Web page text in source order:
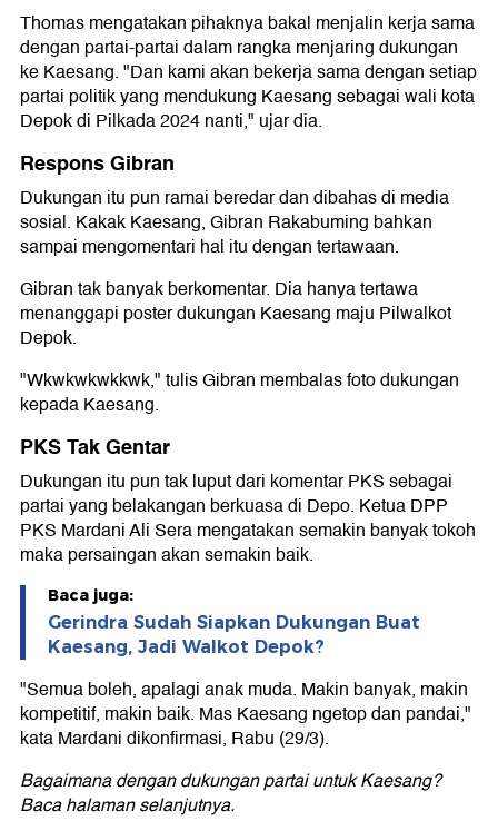
Thomas mengatakan pihaknya bakal menjalin kerja sama
dengan partai-partai dalam rangka menjaring dukungan
ke Kaesang. "Dan kami akan bekerja sama dengan setiap
partai politik yang mendukung Kaesang sebagai wali kota
Depok di Pilkada 2024 nanti," ujar dia.
Respons Gibran
Dukungan itu pun ramai beredar dan dibahas di media
sosial. Kakak Kaesang, Gibran Rakabuming bahkan
sampai mengomentari hal itu dengan tertawaan.
Gibran tak banyak berkomentar. Dia hanya tertawa
menanggapi poster dukungan Kaesang maju Pilwalkot
Depok.
"Wkwkwkwkkwk," tulis Gibran membalas foto dukungan
kepada Kaesang.
PKS Tak Gentar
Dukungan itu pun tak luput dari komentar PKS sebagai
partai yang belakangan berkuasa di Depo. Ketua DPP
PKS Mardani Ali Sera mengatakan semakin banyak tokoh
maka persaingan akan semakin baik.
Baca juga:
Gerindra Sudah Siapkan Dukungan Buat
Kaesang, Jadi Walkot Depok?
"Semua boleh, apalagi anak muda. Makin banyak, makin
kompetitif, makin baik. Mas Kaesang ngetop dan pandai,"
kata Mardani dikonfirmasi, Rabu (29/3).
Bagaimana dengan dukungan partai untuk Kaesang?
Baca halaman selanjutnya.